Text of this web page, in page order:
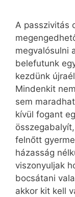
A passzivitás
megvalósulni
belefutunk
kezdünk
Mindenkit
sem
kívül fogant
felnőtt
házasság
viszonyuljak
bocsátani
akkor kit kell